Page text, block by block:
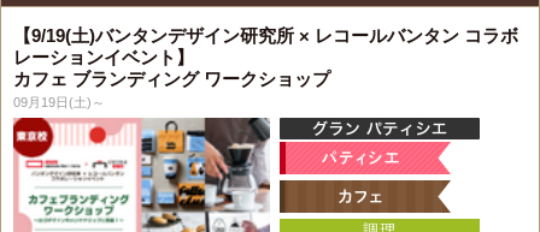
【9/19(土)バンタンデザイン研究所 × レコールバンタン コラボ
レーションイベント】
カフェ ブランディング ワークショップ
09月19日(土)～